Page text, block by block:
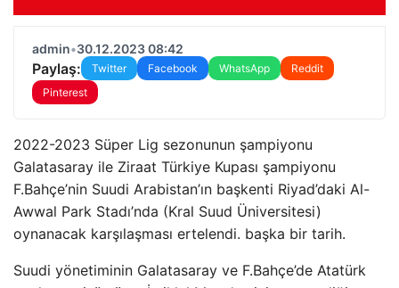
admin•30.12.2023 08:42
Paylaş: Twitter Facebook WhatsApp
Reddit
Pinterest
2022-2023 Süper Lig sezonunun şampiyonu
Galatasaray ile Ziraat Türkiye Kupası şampiyonu
F.Bahçe’nin Suudi Arabistan’ın başkenti Riyad’daki Al-
Awwal Park Stadı’nda (Kral Suud Üniversitesi)
oynanacak karşılaşması ertelendi. başka bir tarih.
Suudi yönetiminin Galatasaray ve F.Bahçe’de Atatürk